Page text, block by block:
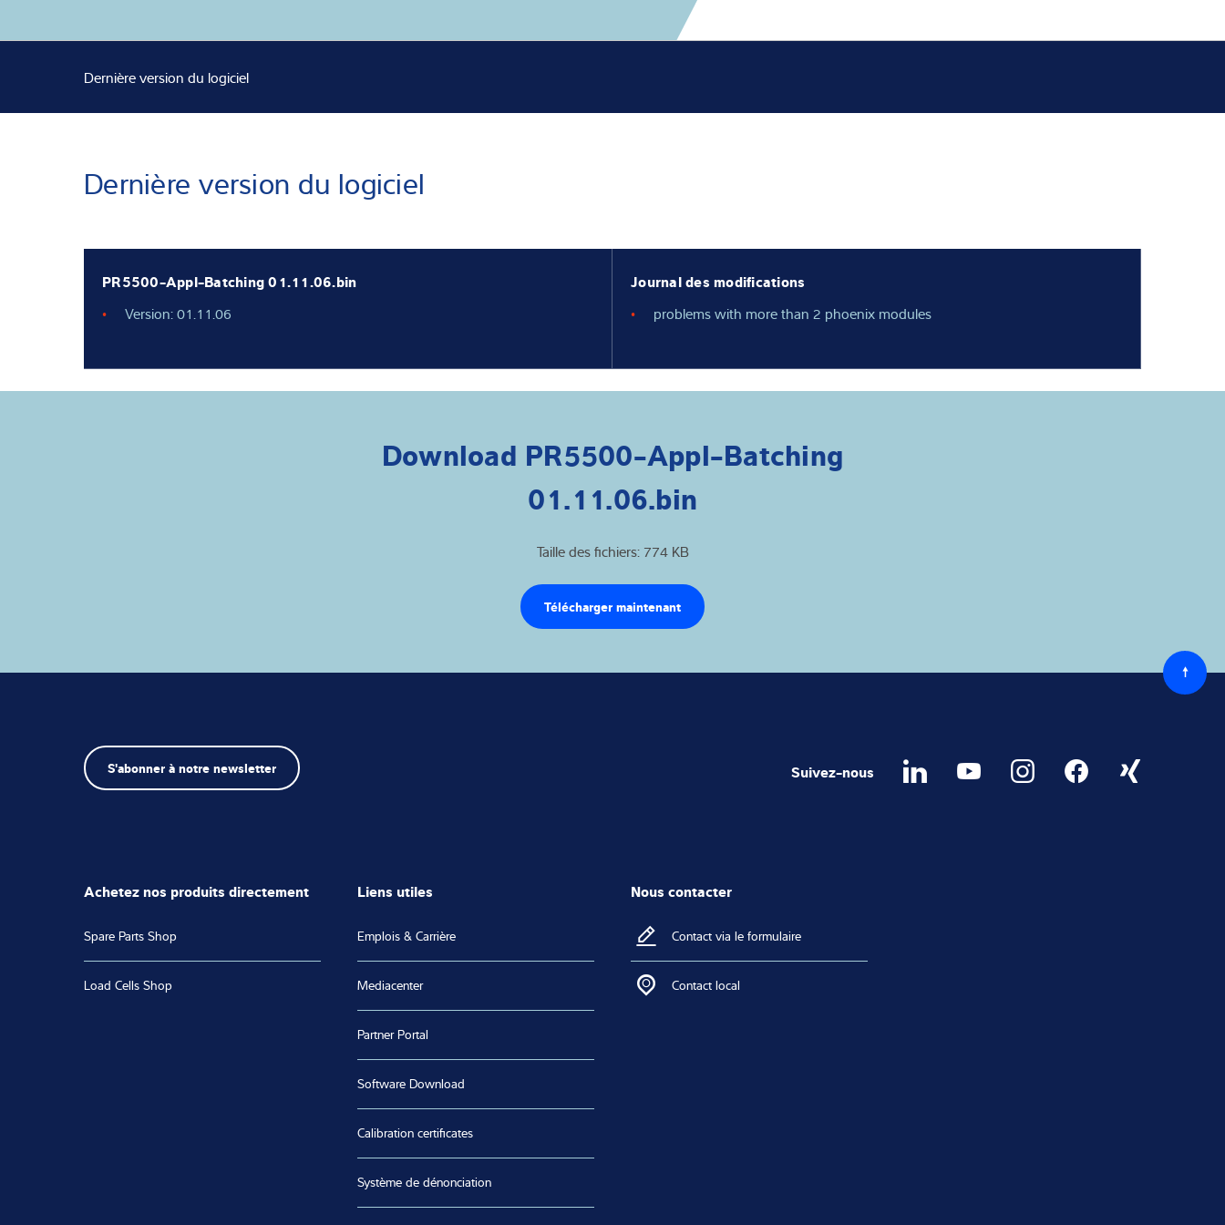
Dernière version du logiciel
Dernière version du logiciel
PR5500-Appl-Batching 01.11.06.bin
Version: 01.11.06
Journal des modifications
problems with more than 2 phoenix modules
Download PR5500-Appl-Batching
01.11.06.bin
Taille des fichiers: 774 KB
Télécharger maintenant
au
S'abonner à notre newsletter Suivez-nous
Achetez nos produits directement
Spare Parts Shop
Load Cells Shop
Liens utiles
Emplois & Carrière
Mediacenter
Partner Portal
Software Download
Calibration certificates
Système de dénonciation
Nous contacter
Contact via le formulaire
Contact local